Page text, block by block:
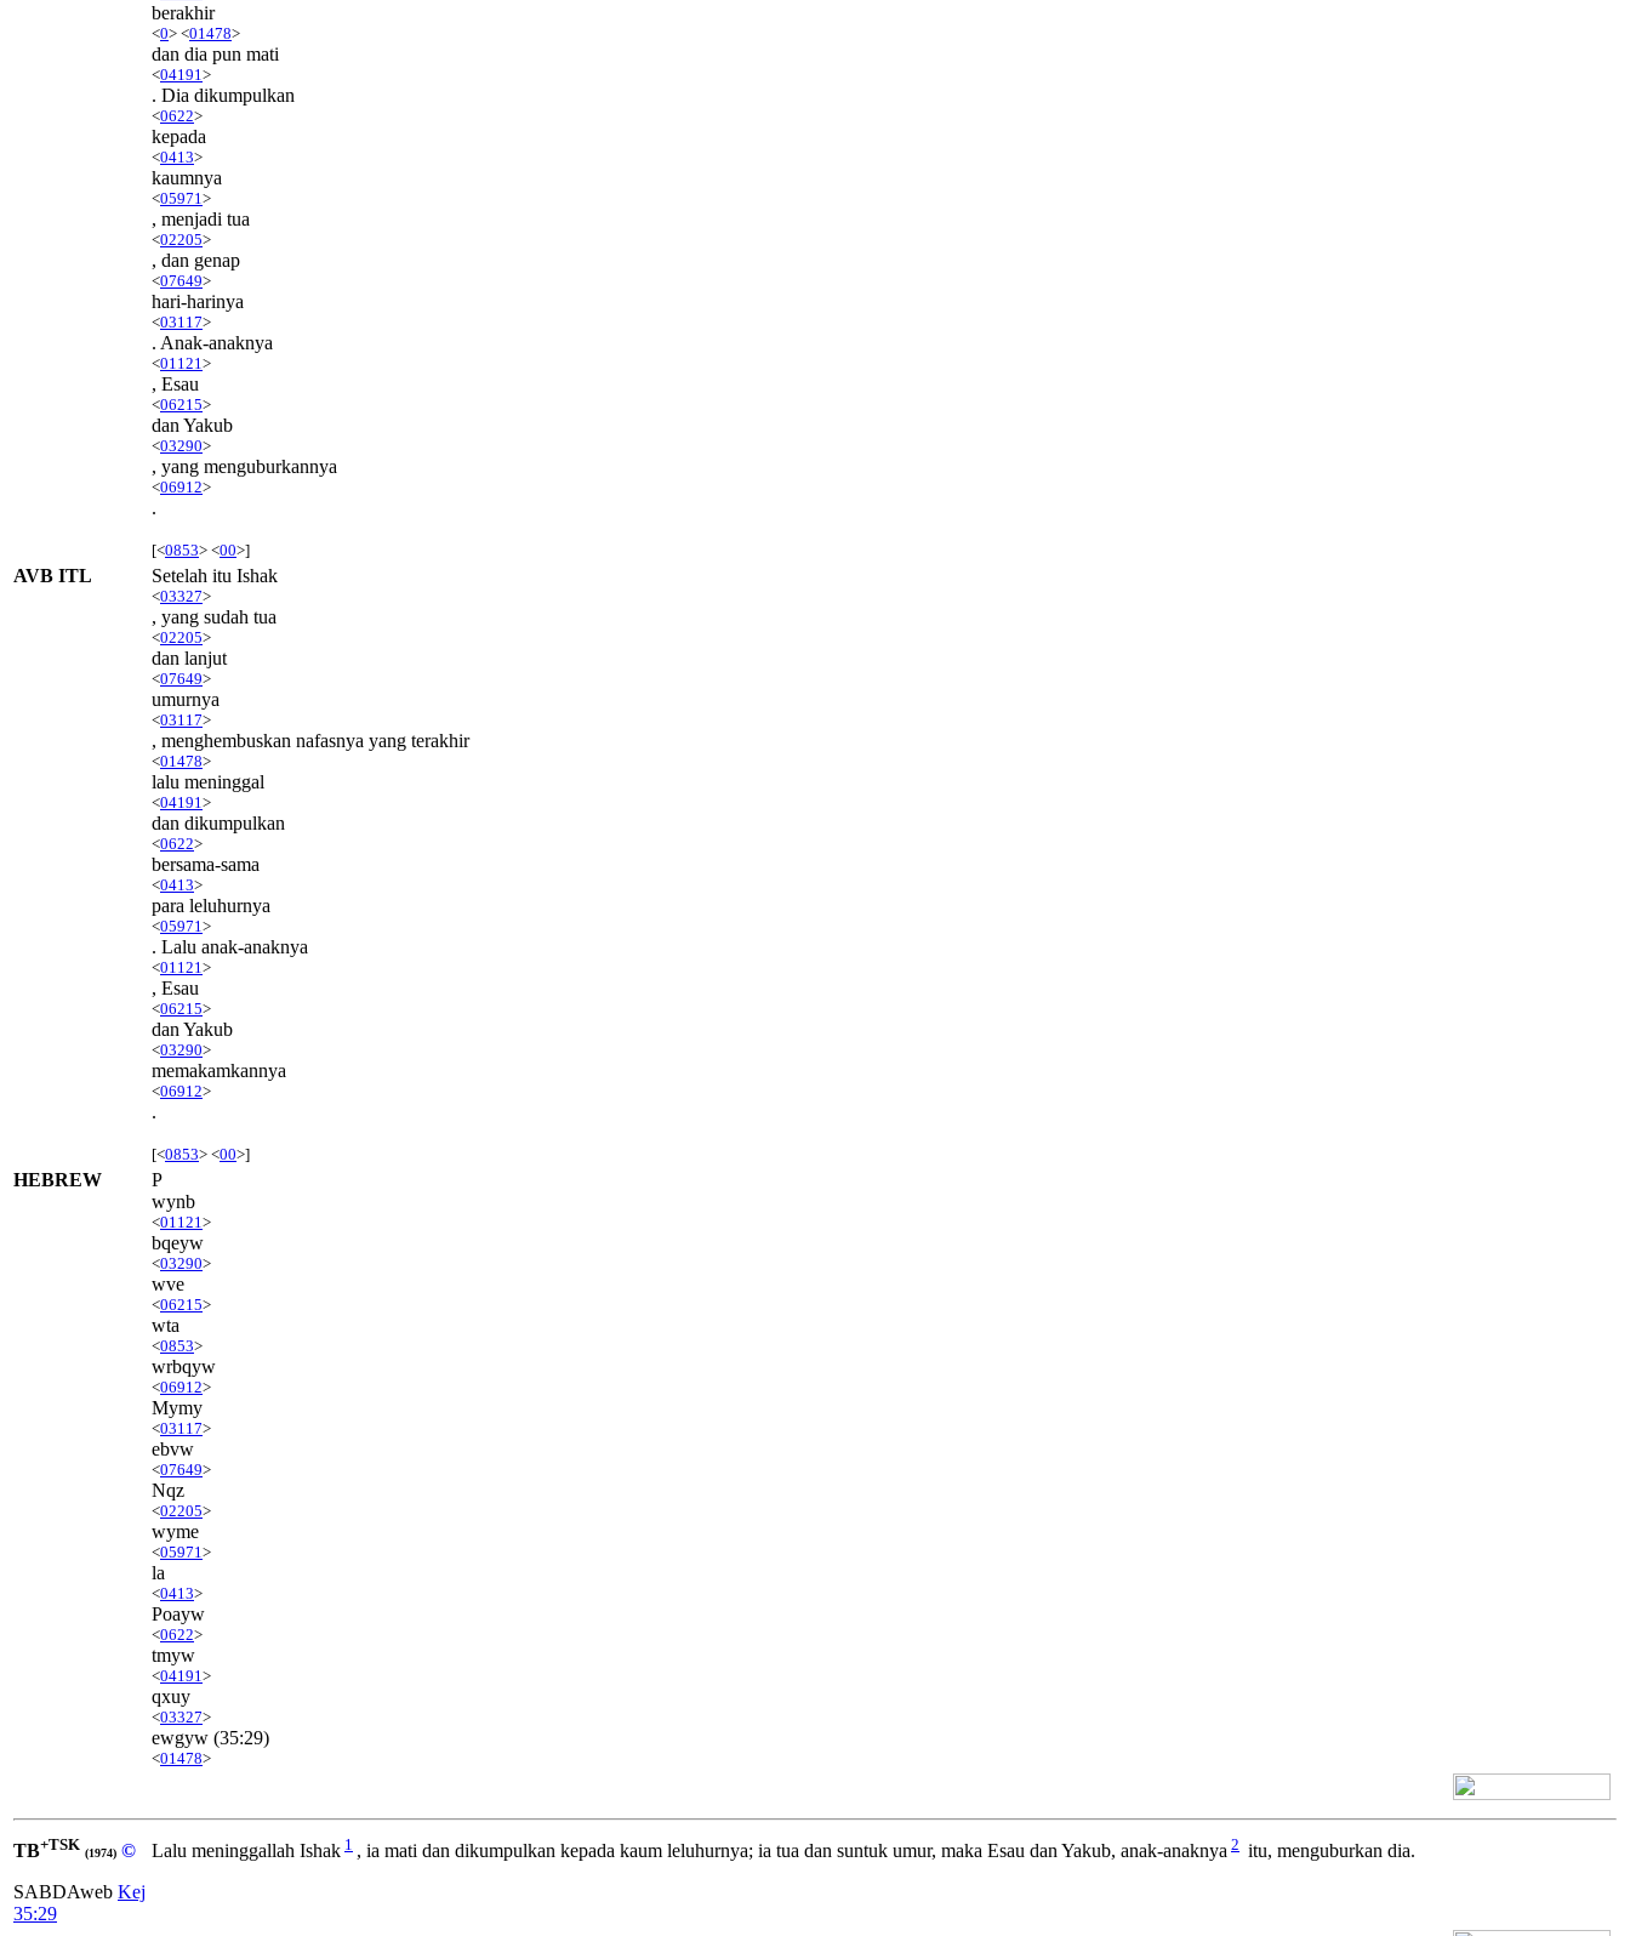
berakhir
<0> <01478>
dan dia pun mati
<04191 >
. Dia dikumpulkan
<0622>
kepada
<0413>
kaumnya
<05971 >
, menjadi tua
<02205>
, dan genap
<07649>
hari-harinya
<03117>
. Anak-anaknya
<01121 >
, Esau
<06215>
dan Yakub
<03290>
, yang menguburkannya
<06912>
.
[<0853> <00>]
AVB ITL Setelah itu Ishak
<03327>
, yang sudah tua
<02205>
dan lanjut
<07649>
umurnya
<03117>
, menghembuskan nafasnya yang terakhir
<01478>
lalu meninggal
<04191 >
dan dikumpulkan
<0622>
bersama-sama
<0413>
para leluhurnya
<05971 >
. Lalu anak-anaknya
<01121 >
, Esau
<06215>
dan Yakub
<03290>
memakamkannya
<06912>
.
[<0853> <00>]
HEBREW
P
wynb
<01121 >
bqeyw
<03290>
wve
<06215>
wta
<0853>
wrbqyw
<06912>
Mymy
<03117>
ebvw
<07649>
Nqz
<02205>
wyme
<05971 >
la
<0413>
Poayw
<0622>
tmyw
<04191 >
qxuy
<03327>
ewgyw (35:29)
<01478>
TB+TSK (1974) ©
SABDAweb Kej
35:29
Lalu meninggallah Ishak 1 , ia mati dan dikumpulkan kepada kaum leluhurnya; ia tua dan suntuk umur, maka Esau dan Yakub, anak-anaknya 2 itu, menguburkan dia.